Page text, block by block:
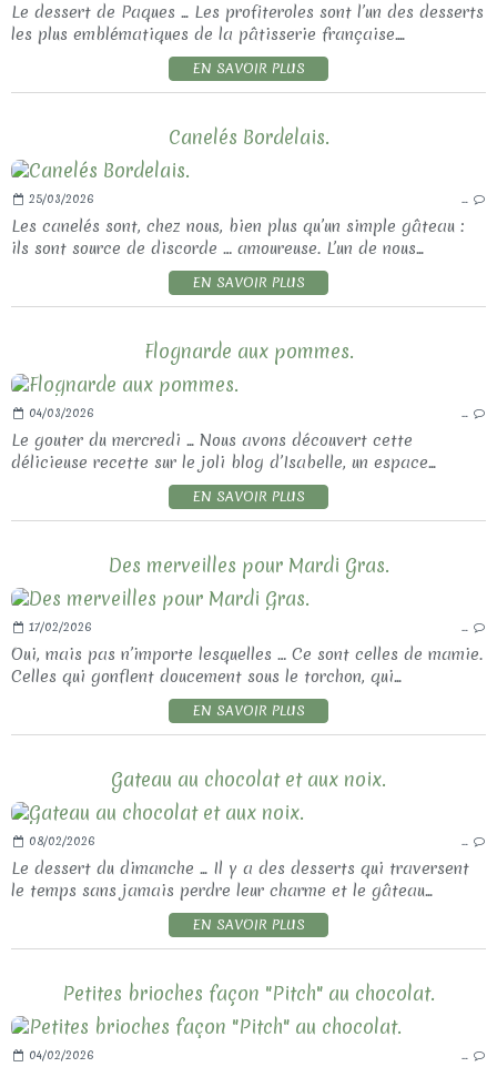
Le dessert de Paques ... Les profiteroles sont l’un des desserts
les plus emblématiques de la pâtisserie française....
EN SAVOIR PLUS
Canelés Bordelais.
25/03/2026 …
Les canelés sont, chez nous, bien plus qu’un simple gâteau :
ils sont source de discorde … amoureuse. L’un de nous...
EN SAVOIR PLUS
Flognarde aux pommes.
04/03/2026 …
Le gouter du mercredi ... Nous avons découvert cette
délicieuse recette sur le joli blog d’Isabelle, un espace...
EN SAVOIR PLUS
Des merveilles pour Mardi Gras.
17/02/2026 …
Oui, mais pas n’importe lesquelles … Ce sont celles de mamie.
Celles qui gonflent doucement sous le torchon, qui...
EN SAVOIR PLUS
Gateau au chocolat et aux noix.
08/02/2026 …
Le dessert du dimanche ... Il y a des desserts qui traversent
le temps sans jamais perdre leur charme et le gâteau...
EN SAVOIR PLUS
Petites brioches façon "Pitch" au chocolat.
04/02/2026 …